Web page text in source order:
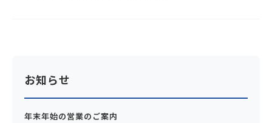
お知らせ
年末年始の営業のご案内